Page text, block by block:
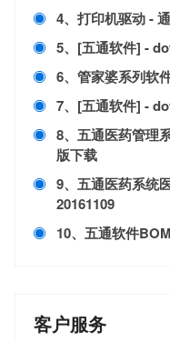
4、打印机驱动 -
5、[五通软件] -
6、管家婆系列软
7、[五通软件] -
8、五通医药管理
版下载
9、五通医药系统
20161109
10、五通软件
客户服务